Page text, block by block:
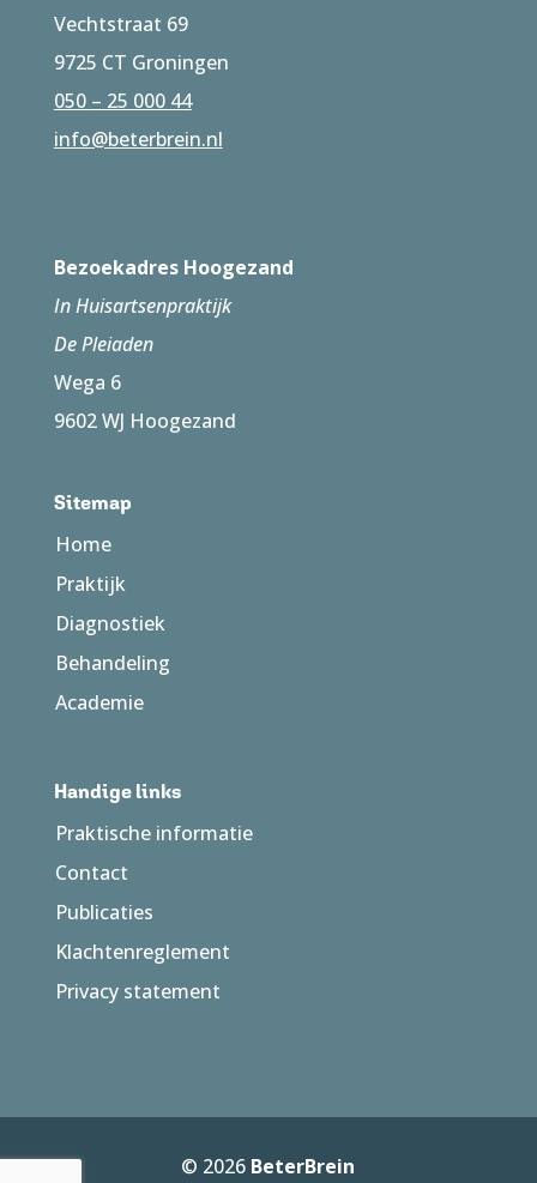
Vechtstraat 69
9725 CT Groningen
050 – 25 000 44
info@beterbrein.nl
Bezoekadres Hoogezand
In Huisartsenpraktijk
De Pleiaden
Wega 6
9602 WJ Hoogezand
Sitemap
Home
Praktijk
Diagnostiek
Behandeling
Academie
Handige links
Praktische informatie
Contact
Publicaties
Klachtenreglement
Privacy statement
© 2026 BeterBrein